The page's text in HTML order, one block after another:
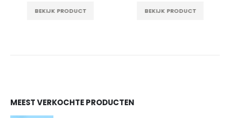
BEKIJK PRODUCT BEKIJK PRODUCT
MEEST VERKOCHTE PRODUCTEN